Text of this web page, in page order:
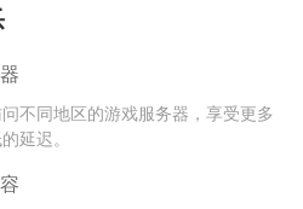
不同地区的游戏服务器，享受更多
延迟。